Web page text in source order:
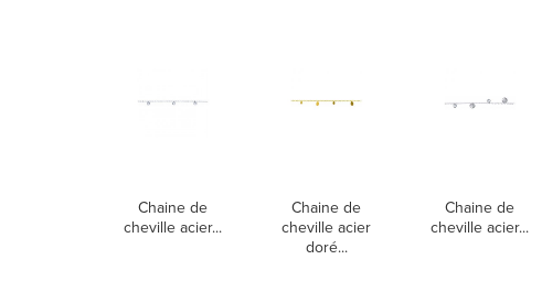
Chaine de
cheville acier...
Chaine de
cheville acier
doré...
Chaine de
cheville acier...